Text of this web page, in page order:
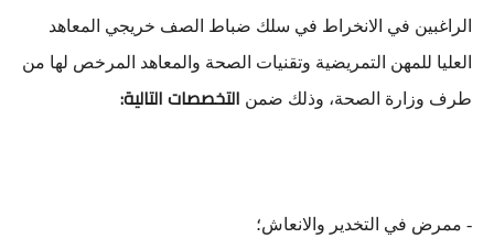
الراغبين في الانخراط في سلك ضباط الصف خريجي المعاهد
العليا للمهن التمريضية وتقنيات الصحة والمعاهد المرخص لها من
طرف وزارة الصحة، وذلك ضمن التخصصات التالية:
- ممرض في التخدير والانعاش؛